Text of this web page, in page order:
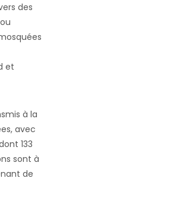
des
et
à la
avec
133
sont à
de